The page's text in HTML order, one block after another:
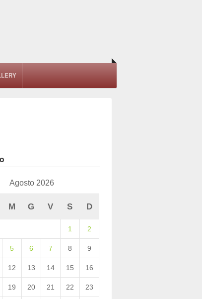
Agosto 2026
M G V S D
1 2
5 6 7 8 9
12 13 14 15 16
19 20 21 22 23